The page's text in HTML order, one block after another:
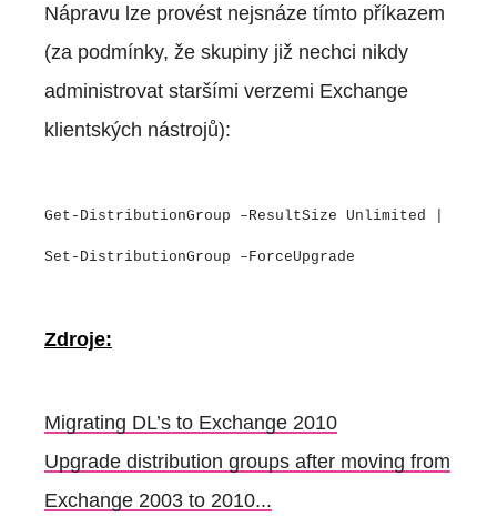
Nápravu lze provést nejsnáze tímto příkazem
(za podmínky, že skupiny již nechci nikdy
administrovat staršími verzemi Exchange
klientských nástrojů):
Get-DistributionGroup –ResultSize Unlimited |
Set-DistributionGroup –ForceUpgrade
Zdroje:
Migrating DL’s to Exchange 2010
Upgrade distribution groups after moving from
Exchange 2003 to 2010...